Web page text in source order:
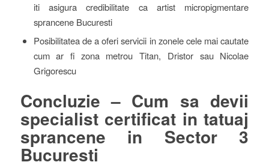
iti asigura credibilitate ca artist micropigmentare
sprancene Bucuresti
Posibilitatea de a oferi servicii in zonele cele mai cautate
cum ar fi zona metrou Titan, Dristor sau Nicolae
Grigorescu
Concluzie – Cum sa devii
specialist certificat in tatuaj
sprancene in Sector 3
Bucuresti